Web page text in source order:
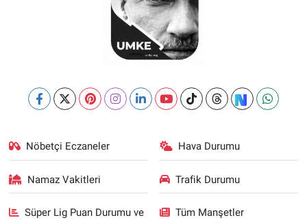
Nöbetçi Eczaneler Hava Durumu
Namaz Vakitleri Trafik Durumu
Süper Lig Puan Durumu ve
Tüm Manşetler